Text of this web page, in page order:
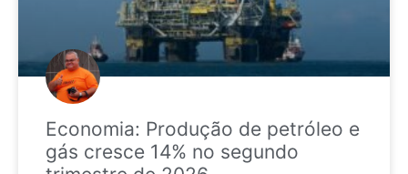
Economia: Produção de petróleo e
gás cresce 14% no segundo